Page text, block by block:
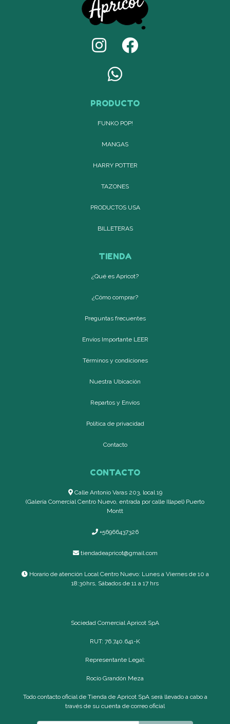
PRODUCTO
FUNKO POP!
MANGAS
HARRY POTTER
TAZONES
PRODUCTOS USA
BILLETERAS
TIENDA
¿Qué es Apricot?
¿Cómo comprar?
Preguntas frecuentes
Envíos Importante LEER
Términos y condiciones
Nuestra Ubicación
Repartos y Envíos
Política de privacidad
Contacto
CONTACTO
Calle Antonio Varas 203, local 19
(Galería Comercial Centro Nuevo, entrada por calle Illapel) Puerto
Montt
+56966437326
tiendadeapricot@gmail.com
Horario de atención Local Centro Nuevo: Lunes a Viernes de 10 a
18:30hrs, Sábados de 11 a 17 hrs
Sociedad Comercial Apricot SpA
RUT: 76.740.641-K
Representante Legal:
Rocío Grandón Meza
Todo contacto oficial de Tienda de Apricot SpA será llevado a cabo a
través de su cuenta de correo oficial